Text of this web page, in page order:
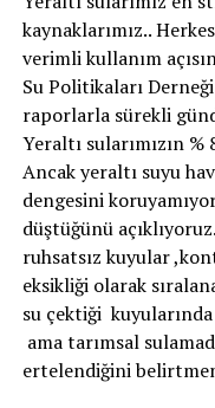
kaynaklarımız..
verimli kullanım
Su Politikaları
raporlarla sürekli
Yeraltı sularımızın
Ancak yeraltı suyu
dengesini
düştüğünü
ruhsatsız kuyular
eksikliği olarak
su çektiği kuyularında
ama tarımsal
ertelendiğini